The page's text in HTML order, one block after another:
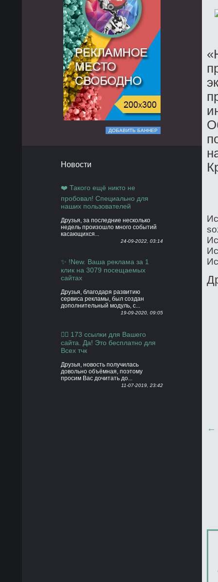
ДОБАВИТЬ БАННЕР
Новости
❤️ Такого ещё никто не
пробовал! Специально для
наших пользователей
Друзья, за последние несколько
недель произошло много событий
касающихся...
24-09-2022, 03:14
✨ !New. Ваша реклама за 1
клик на 3079 посещаемых
сайтах
Друзья, благодаря развитию
сервиса рекламы, был создан
дополнительный модуль, с...
19-09-2020, 09:05
👍🏻 173 ссылки для Вашего
сайта. Да! Это бесплатно для
Всех тчк
Друзья, новость получилась
довольно объёмная, поэтому
просим Вас дочитать до...
11-07-2019, 23:42
←